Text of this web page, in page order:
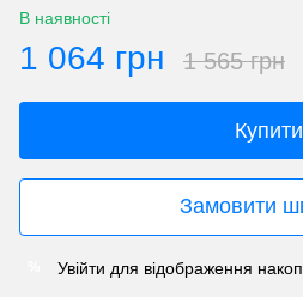
В наявності
1 064 грн 1 565 грн
Купити
Замовити
Увійти для відображення